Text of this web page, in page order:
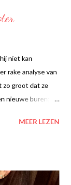
niet kan
rake analyse van
zo groot dat ze
nieuwe buren;
en speelt elk
dus is dat
MEER LEZEN